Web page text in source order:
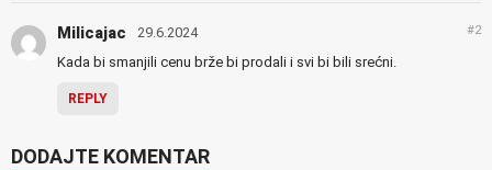
Milicajac 29.6.2024 #2
Kada bi smanjili cenu brže bi prodali i svi bi bili srećni.
REPLY
DODAJTE KOMENTAR